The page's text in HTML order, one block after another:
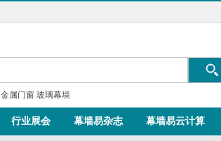
金属门窗 玻璃幕墙
行业展会 幕墙易杂志 幕墙易云计算